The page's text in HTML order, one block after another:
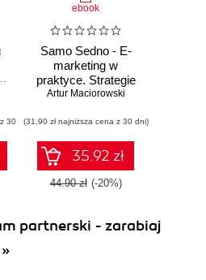
,Andrzej Burzyński,Krzysztof
30
ebook
Samo Sedno - E-
marketing w
praktyce. Strategie
skutecznej
Artur Maciorowski
(31,90 zł najniższa cena z 30 dni)
35.92 zł
44.90 zł (-20%)
partnerski - zarabiaj